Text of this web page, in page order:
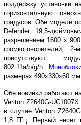
поддержку установки
горизонтальную
градусов. Обе модели
Defender, 19,5-
разрешением 1600 х
громкоговорителей,
присутствуют
802.11a/b/g/n.
размерах 490х330х60
Обе новинки работают
Veriton Z2640G-
в случае Veriton
1,8 ГГц. Первый несет